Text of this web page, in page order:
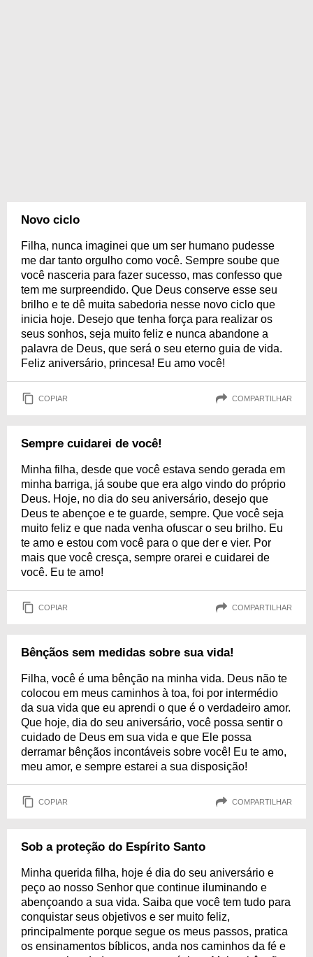
Novo ciclo
Filha, nunca imaginei que um ser humano pudesse
me dar tanto orgulho como você. Sempre soube que
você nasceria para fazer sucesso, mas confesso que
tem me surpreendido. Que Deus conserve esse seu
brilho e te dê muita sabedoria nesse novo ciclo que
inicia hoje. Desejo que tenha força para realizar os
seus sonhos, seja muito feliz e nunca abandone a
palavra de Deus, que será o seu eterno guia de vida.
Feliz aniversário, princesa! Eu amo você!
COPIAR COMPARTILHAR
Sempre cuidarei de você!
Minha filha, desde que você estava sendo gerada em
minha barriga, já soube que era algo vindo do próprio
Deus. Hoje, no dia do seu aniversário, desejo que
Deus te abençoe e te guarde, sempre. Que você seja
muito feliz e que nada venha ofuscar o seu brilho. Eu
te amo e estou com você para o que der e vier. Por
mais que você cresça, sempre orarei e cuidarei de
você. Eu te amo!
COPIAR COMPARTILHAR
Bênçãos sem medidas sobre sua vida!
Filha, você é uma bênção na minha vida. Deus não te
colocou em meus caminhos à toa, foi por intermédio
da sua vida que eu aprendi o que é o verdadeiro amor.
Que hoje, dia do seu aniversário, você possa sentir o
cuidado de Deus em sua vida e que Ele possa
derramar bênçãos incontáveis sobre você! Eu te amo,
meu amor, e sempre estarei a sua disposição!
COPIAR COMPARTILHAR
Sob a proteção do Espírito Santo
Minha querida filha, hoje é dia do seu aniversário e
peço ao nosso Senhor que continue iluminando e
abençoando a sua vida. Saiba que você tem tudo para
conquistar seus objetivos e ser muito feliz,
principalmente porque segue os meus passos, pratica
os ensinamentos bíblicos, anda nos caminhos da fé e